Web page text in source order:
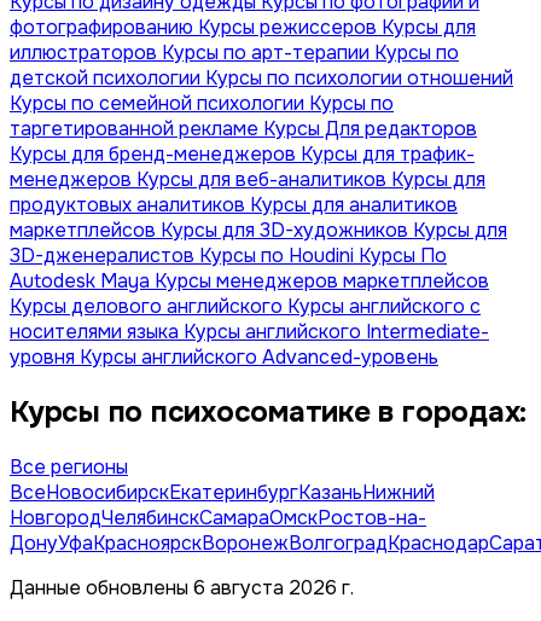
фотографированию Курсы режиссеров Курсы для
иллюстраторов Курсы по арт-терапии Курсы по
детской психологии Курсы по психологии отношений
Курсы по семейной психологии Курсы по
таргетированной рекламе Курсы Для редакторов
Курсы для бренд-менеджеров Курсы для трафик-
менеджеров Курсы для веб-аналитиков Курсы для
продуктовых аналитиков Курсы для аналитиков
маркетплейсов Курсы для 3D-художников Курсы для
3D-дженералистов Курсы по Houdini Курсы По
Autodesk Maya Курсы менеджеров маркетплейсов
Курсы делового английского Курсы английского с
носителями языка Курсы английского Intermediate-
уровня Курсы английского Advanced-уровень
Курсы по психосоматике в городах:
Все регионы
ВсеНовосибирскЕкатеринбургКазаньНижний
НовгородЧелябинскСамараОмскРостов-на-
ДонуУфаКрасноярскВоронежВолгоградКраснодар
Данные обновлены 6 августа 2026 г.